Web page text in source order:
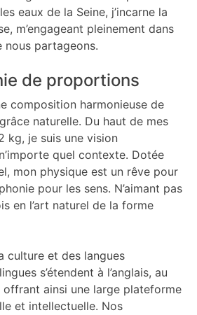
eaux de la Seine, j’incarne la
m’engageant pleinement dans
nous partageons.
de proportions
composition harmonieuse de
naturelle. Du haut de mes
kg, je suis une vision
quel contexte. Dotée
mon physique est un rêve pour
pour les sens. N’aimant pas
en l’art naturel de la forme
culture et des langues
s’étendent à l’anglais, au
offrant ainsi une large plateforme
et intellectuelle. Nos